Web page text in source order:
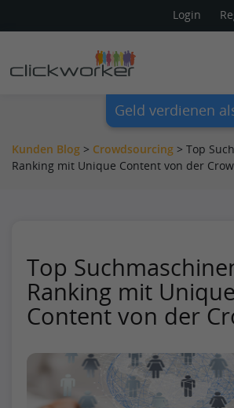
Login
Geld verdienen
Kunden Blog > Crowdsourcing > Top
Ranking mit Unique Content von der
Top
Ranking mit Unique
Content von der